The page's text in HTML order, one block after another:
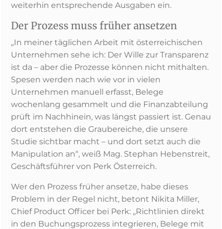
weiterhin entsprechende Ausgaben ein.
Der Prozess muss früher ansetzen
„In meiner täglichen Arbeit mit österreichischen
Unternehmen sehe ich: Der Wille zur Transparenz
ist da – aber die Prozesse können nicht mithalten.
Spesen werden nach wie vor in vielen
Unternehmen manuell erfasst, Belege
wochenlang gesammelt und die Finanzabteilung
prüft im Nachhinein, was längst passiert ist. Genau
dort entstehen die Graubereiche, die unsere
Studie sichtbar macht – und dort setzt auch die
Manipulation an“, weiß Mag. Stephan Hebenstreit,
Geschäftsführer von Perk Österreich.
Wer den Prozess früher ansetze, habe dieses
Problem in der Regel nicht, betont Nikita Miller,
Chief Product Officer bei Perk: „Richtlinien direkt
in den Buchungsprozess integrieren, Belege mit